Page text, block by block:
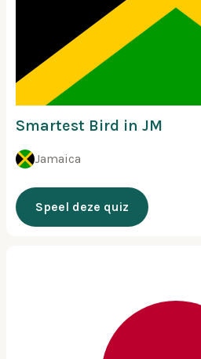
Smartest Bird in JM
Jamaica
Speel deze quiz